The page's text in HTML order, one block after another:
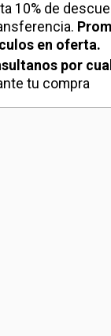
10% de
en oferta.
por
tu compra